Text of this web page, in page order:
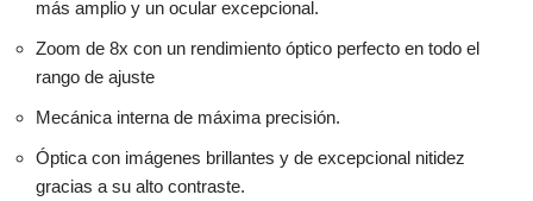
más amplio y un ocular excepcional.
Zoom de 8x con un rendimiento óptico perfecto en todo el
rango de ajuste
Mecánica interna de máxima precisión.
Óptica con imágenes brillantes y de excepcional nitidez
gracias a su alto contraste.